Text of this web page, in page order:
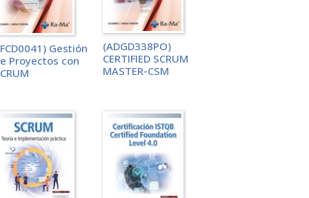
Gestión
Proyectos con
(ADGD338PO)
CERTIFIED SCRUM
MASTER-CSM